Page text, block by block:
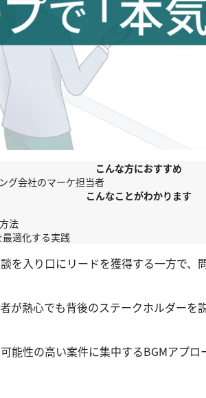
こんな方におすすめ
グ会社のマーケ担当者
こんなことがわかります
法
適化する実践
を入り口にリードを獲得する一方で
が熱心でも背後のステークホルダー
性の高い案件に集中するBGMアプロ